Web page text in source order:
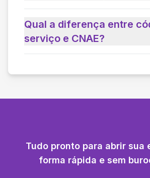
Qual a diferença entre
serviço e CNAE?
Tudo pronto para abrir sua
forma rápida e sem